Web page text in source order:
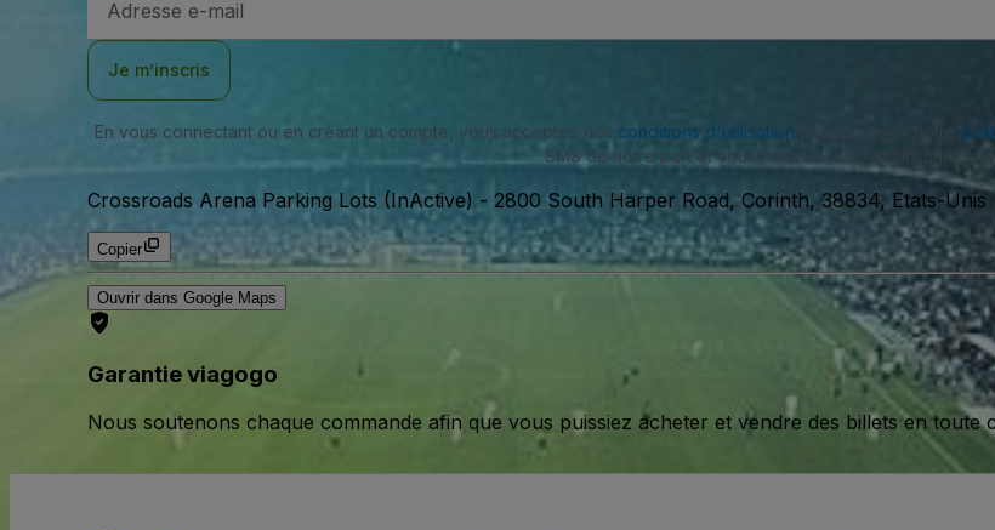
e-
Je m’inscris
En vous connectant ou en créant un compte, vous acceptez nos conditions d'utilisation
SMS de notre part et vous pouvez vous désinscrire à
Crossroads Arena Parking Lots (InActive) - 2800 South Harper Road, Corinth, 38834, Etats-Unis
Copier
Ouvrir dans Google Maps
Garantie viagogo
Nous soutenons chaque commande afin que vous puissiez acheter et vendre des billets en toute